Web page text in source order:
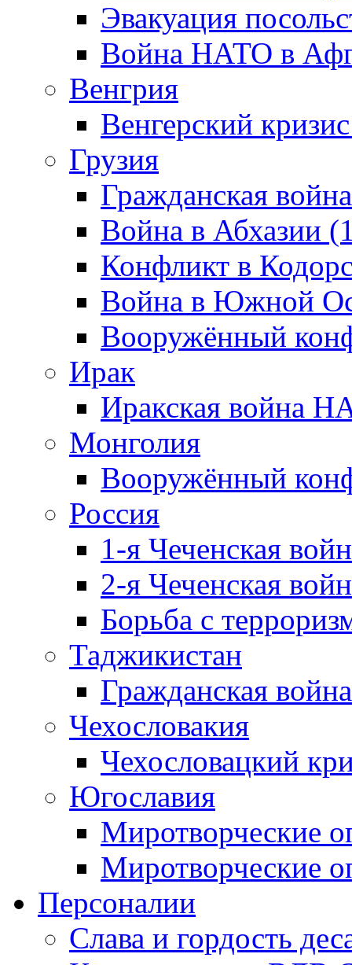
Эвакуация
Война НАТО в
Венгрия
Венгерский
Грузия
Гражданская
Война в Абхазии
Конфликт в
Война в Южной
Вооружённый
Ирак
Иракская война
Монголия
Вооружённый
Россия
1-я Чеченская
2-я Чеченская
Борьба с
Таджикистан
Гражданская
Чехословакия
Чехословацкий
Югославия
Миротворческие
Миротворческие
Персоналии
Слава и гордость